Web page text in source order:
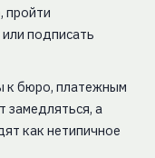
пройти
подписать
к бюро, платежным
замедляться, а
как нетипичное